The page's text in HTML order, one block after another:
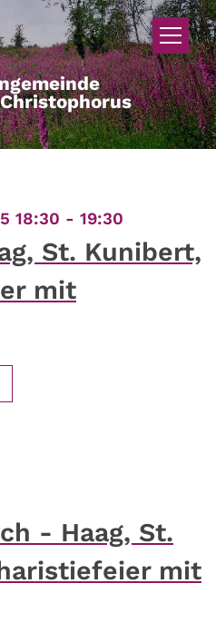
18:30 - 19:30
St. Kunibert,
mit
- Haag, St.
mit